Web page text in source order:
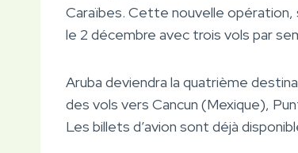
Caraïbes. Cette nouvelle opération,
le 2 décembre avec trois vols par
Aruba deviendra la quatrième
des vols vers Cancun (Mexique),
Les billets d’avion sont déjà